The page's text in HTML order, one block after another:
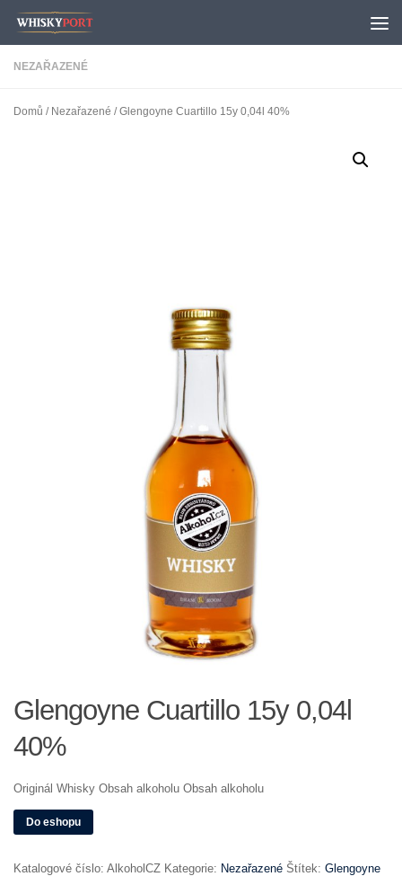
Skip to content
NEZAŘAZENÉ
Domů / Nezařazené / Glengoyne Cuartillo 15y 0,04l 40%
Glengoyne Cuartillo 15y 0,04l
40%
Originál Whisky Obsah alkoholu Obsah alkoholu
Do eshopu
Katalogové číslo: AlkoholCZ Kategorie: Nezařazené Štítek: Glengoyne